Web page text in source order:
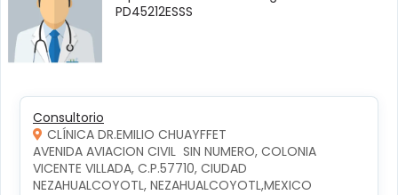
PD45212ESSS
Consultorio
CLÍNICA DR.EMILIO CHUAYFFET
AVENIDA AVIACION CIVIL  SIN NUMERO, COLONIA
VICENTE VILLADA, C.P.57710, CIUDAD
NEZAHUALCOYOTL, NEZAHUALCOYOTL,MEXICO